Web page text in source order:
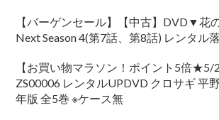
【バーゲンセール】【中古】DVD▼花
Next Season 4(第7話、第8話) レンタル
【お買い物マラソン！ポイント5倍★5/
ZS00006 レンタルUPDVD クロサギ 平
年版 全5巻 ※ケース無